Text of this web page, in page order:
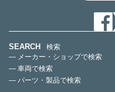
SEARCH
検索
— メーカー・ショップで検索
— 車両で検索
— パーツ・製品で検索